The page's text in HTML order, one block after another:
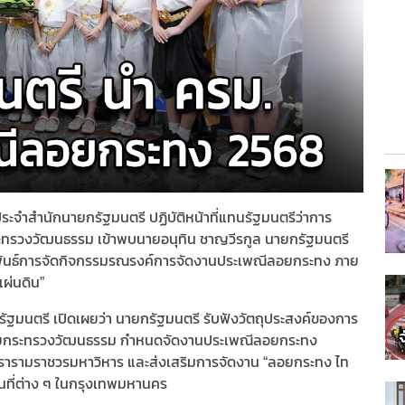
จำสำนักนายกรัฐมนตรี ปฏิบัติหน้าที่แทนรัฐมนตรีว่าการ
ทรวงวัฒนธรรม เข้าพบนายอนุทิน ชาญวีรกูล นายกรัฐมนตรี
นธ์การจัดกิจกรรมรณรงค์การจัดงานประเพณีลอยกระทง ภาย
ผ่นดิน”
มนตรี เปิดเผยว่า นายกรัฐมนตรี รับฟังวัตถุประสงค์ของการ
ระทรวงวัฒนธรรม กำหนดจัดงานประเพณีลอยกระทง
มราชวรมหาวิหาร และส่งเสริมการจัดงาน “ลอยกระทง ไท
ต่าง ๆ ในกรุงเทพมหานคร